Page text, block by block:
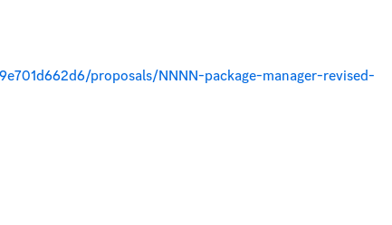
proposals/NNNN-package-manager-revised-